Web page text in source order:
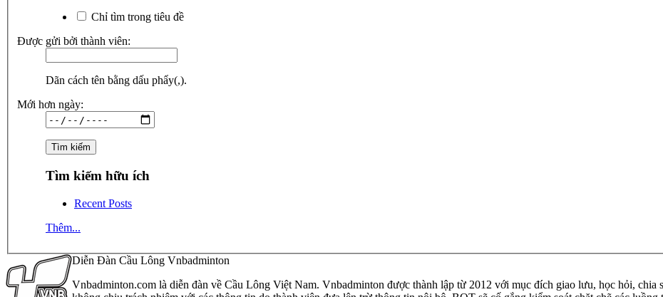
Chỉ tìm trong tiêu đề
Được gửi bởi thành viên:
Dãn cách tên bằng dấu phẩy(,).
Mới hơn ngày:
Tìm kiếm hữu ích
Recent Posts
Thêm...
Diễn Đàn Cầu Lông Vnbadminton
Vnbadminton.com là diễn đàn về Cầu Lông Việt Nam. Vnbadminton được thành lập từ 2012 với mục đích giao lưu, học hỏi, chia